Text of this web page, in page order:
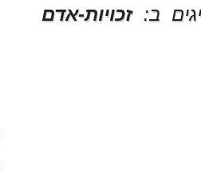
ב:זכויות-אדם